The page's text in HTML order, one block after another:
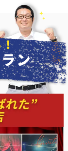
！
ン